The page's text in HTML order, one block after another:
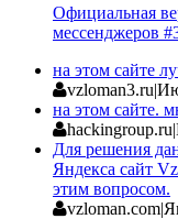
Официальная
мессенджеров
на этом сайте
vzloman3.ru|
на этом сайте.
hackingroup.ru|
Для решения
Яндекса сайт
этим вопросом.
vzloman.com|